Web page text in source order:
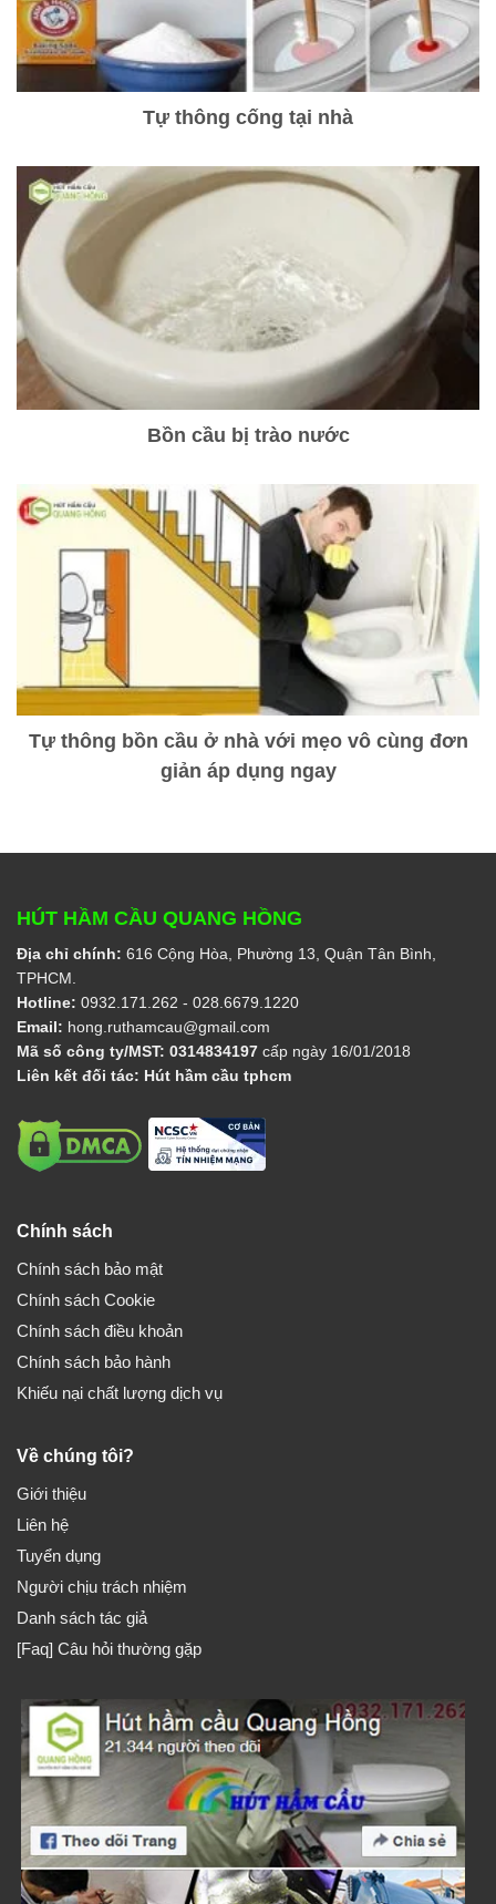
Tự thông cống tại nhà
Bồn cầu bị trào nước
Tự thông bồn cầu ở nhà với mẹo vô cùng đơn
giản áp dụng ngay
HÚT HẦM CẦU QUANG HỒNG
Địa chỉ chính: 616 Cộng Hòa, Phường 13, Quận Tân Bình,
TPHCM.
Hotline: 0932.171.262 - 028.6679.1220
Email: hong.ruthamcau@gmail.com
Mã số công ty/MST: 0314834197 cấp ngày 16/01/2018
Liên kết đối tác: Hút hầm cầu tphcm
Chính sách
Chính sách bảo mật
Chính sách Cookie
Chính sách điều khoản
Chính sách bảo hành
Khiếu nại chất lượng dịch vụ
Về chúng tôi?
Giới thiệu
Liên hệ
Tuyển dụng
Người chịu trách nhiệm
Danh sách tác giả
[Faq] Câu hỏi thường gặp